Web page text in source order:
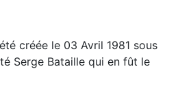
créée le 03 Avril 1981 sous
Serge Bataille qui en fût le